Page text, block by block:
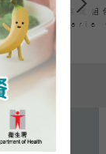
有尾
Maria